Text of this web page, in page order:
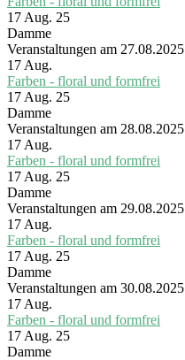
17 Aug. 25
Damme
Veranstaltungen am 27.08.2025
17 Aug.
Farben - floral und formfrei
17 Aug. 25
Damme
Veranstaltungen am 28.08.2025
17 Aug.
Farben - floral und formfrei
17 Aug. 25
Damme
Veranstaltungen am 29.08.2025
17 Aug.
Farben - floral und formfrei
17 Aug. 25
Damme
Veranstaltungen am 30.08.2025
17 Aug.
Farben - floral und formfrei
17 Aug. 25
Damme